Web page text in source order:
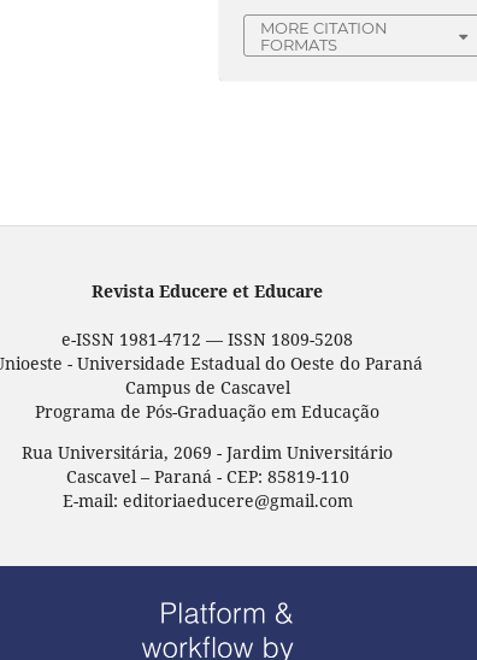
MORE CITATION
FORMATS
Revista Educere et Educare
e-ISSN 1981-4712 — ISSN 1809-5208
- Universidade Estadual do Oeste do Paraná
Campus de Cascavel
Programa de Pós-Graduação em Educação
Rua Universitária, 2069 - Jardim Universitário
Cascavel – Paraná - CEP: 85819-110
E-mail: editoriaeducere@gmail.com